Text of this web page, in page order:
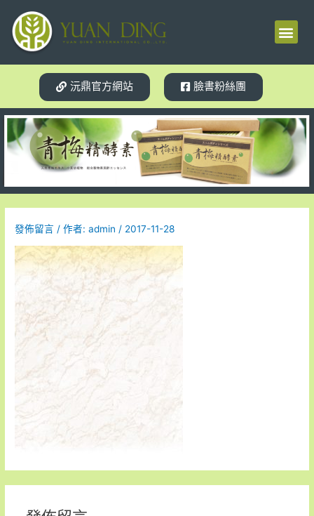
沅鼎官方網站 臉書粉絲團
發佈留言 / 作者:admin / 2017-11-28